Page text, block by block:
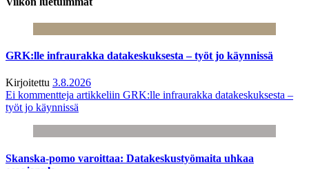
GRK:lle infraurakka datakeskuksesta – työt jo käynnissä
Kirjoitettu 3.8.2026
Ei kommentteja artikkeliin GRK:lle infraurakka datakeskuksesta –
työt jo käynnissä
Skanska-pomo varoittaa: Datakeskustyömaita uhkaa